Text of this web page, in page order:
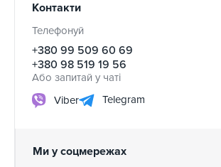
Контакти
Телефонуй
+380 99 509 60 69
+380 98 519 19 56
Або запитай у чаті
Viber
Telegram
Ми у соцмережах